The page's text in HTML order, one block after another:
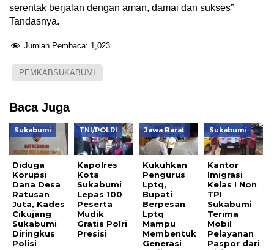
serentak berjalan dengan aman, damai dan sukses”
Tandasnya.
Jumlah Pembaca: 1,023
PEMKABSUKABUMI
Baca Juga
Sukabumi
Diduga
Korupsi
Dana Desa
Ratusan
Juta, Kades
Cikujang
Sukabumi
Diringkus
Polisi
TNI/POLRI
Kapolres
Kota
Sukabumi
Lepas 100
Peserta
Mudik
Gratis Polri
Presisi
Jawa Barat
Kukuhkan
Pengurus
Lptq,
Bupati
Berpesan
Lptq
Mampu
Membentuk
Generasi
Sukabumi
Kantor
Imigrasi
Kelas I Non
TPI
Sukabumi
Terima
Mobil
Pelayanan
Paspor dari